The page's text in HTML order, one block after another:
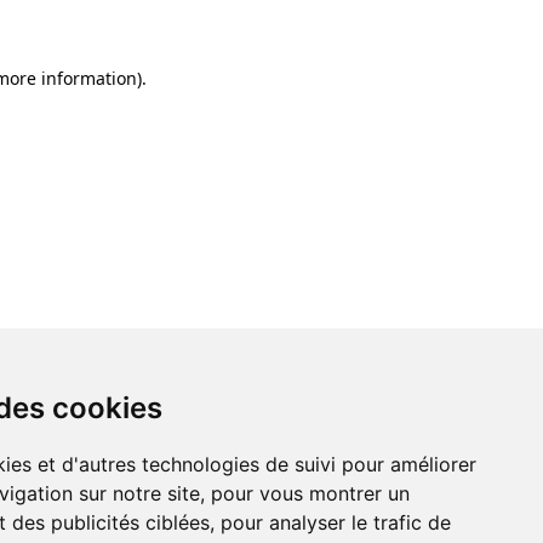
cookies
et d'autres technologies de suivi pour améliorer
sur notre site, pour vous montrer un
des publicités ciblées, pour analyser le trafic de
information).